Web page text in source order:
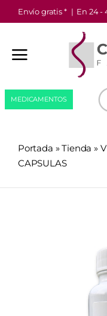
Saltar
al
Envío gratis * | En 24 -
MEDICAMENTOS
Portada »Tienda »
CAPSULAS